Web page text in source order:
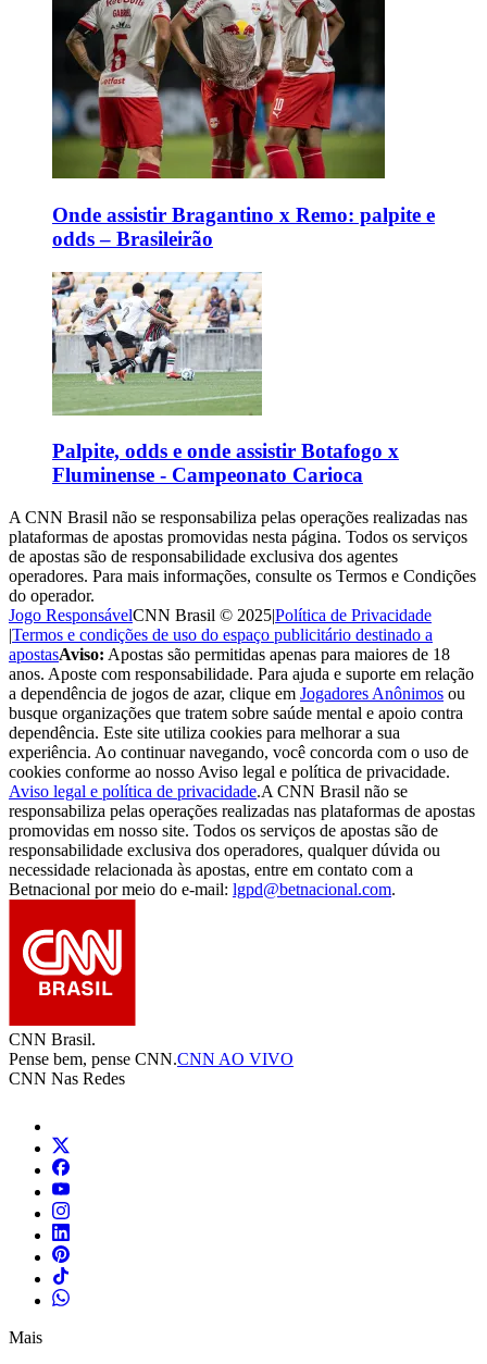
Onde assistir Bragantino x Remo: palpite e
odds – Brasileirão
Palpite, odds e onde assistir Botafogo x
Fluminense - Campeonato Carioca
A CNN Brasil não se responsabiliza pelas operações realizadas nas
plataformas de apostas promovidas nesta página. Todos os serviços
de apostas são de responsabilidade exclusiva dos agentes
operadores. Para mais informações, consulte os Termos e Condições
do operador.
Jogo ResponsávelCNN Brasil © 2025|Política de Privacidade
|Termos e condições de uso do espaço publicitário destinado a
apostasAviso: Apostas são permitidas apenas para maiores de 18
anos. Aposte com responsabilidade. Para ajuda e suporte em relação
a dependência de jogos de azar, clique em Jogadores Anônimos ou
busque organizações que tratem sobre saúde mental e apoio contra
dependência. Este site utiliza cookies para melhorar a sua
experiência. Ao continuar navegando, você concorda com o uso de
cookies conforme ao nosso Aviso legal e política de privacidade.
Aviso legal e política de privacidade.A CNN Brasil não se
responsabiliza pelas operações realizadas nas plataformas de apostas
promovidas em nosso site. Todos os serviços de apostas são de
responsabilidade exclusiva dos operadores, qualquer dúvida ou
necessidade relacionada às apostas, entre em contato com a
Betnacional por meio do e-mail: lgpd@betnacional.com.
CNN Brasil.
Pense bem, pense CNN.CNN AO VIVO
CNN Nas Redes
Mais